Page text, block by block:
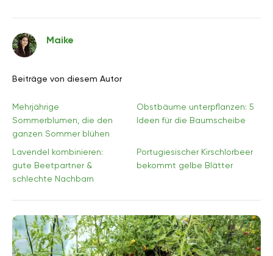
Maike
Beiträge von diesem Autor
Mehrjährige
Sommerblumen, die den
ganzen Sommer blühen
Obstbäume unterpflanzen: 5
Ideen für die Baumscheibe
Lavendel kombinieren:
gute Beetpartner &
schlechte Nachbarn
Portugiesischer Kirschlorbeer
bekommt gelbe Blätter